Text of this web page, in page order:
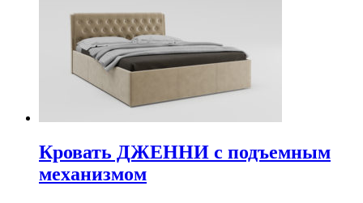
Кровать ДЖЕННИ с подъемным
механизмом